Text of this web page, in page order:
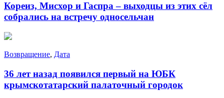
Кореиз, Мисхор и Гаспра – выходцы из этих сёл
собрались на встречу односельчан
Возвращение, Дата
36 лет назад появился первый на ЮБК
крымскотатарский палаточный городок